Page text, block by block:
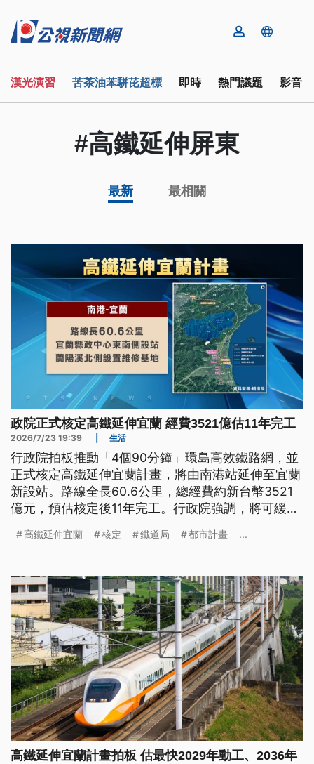
漢光演習 苦茶油苯駢芘超標 即時 熱門議題 影音
#高鐵延伸屏東
最新 最相關
政院正式核定高鐵延伸宜蘭 經費3521億估11年完工
2026/7/23 19:39 生活
行政院拍板推動「4個90分鐘」環島高效鐵路網，並
正式核定高鐵延伸宜蘭計畫，將由南港站延伸至宜蘭
新設站。路線全長60.6公里，總經費約新台幣3521
億元，預估核定後11年完工。行政院強調，將可緩解
延伸宜蘭監督聯盟質疑，這是「強行通過」前例，擔
高鐵延伸宜蘭 核定 鐵道局 都市計畫 ...
高鐵延伸宜蘭計畫拍板 估最快2029年動工、2036年